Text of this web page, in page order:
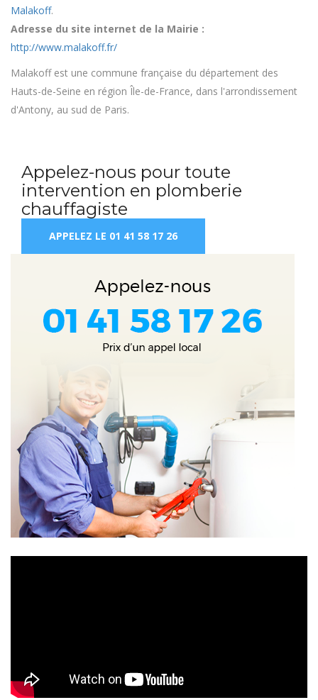
Malakoff.
Adresse du site internet de la Mairie :
http://www.malakoff.fr/
Malakoff est une commune française du département des
Hauts-de-Seine en région Île-de-France, dans l'arrondissement
d'Antony, au sud de Paris.
Appelez-nous pour toute
intervention en plomberie
chauffagiste
APPELEZ LE 01 41 58 17 26